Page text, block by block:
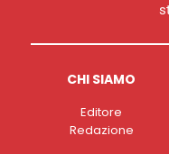
CHI SIAMO
Editore
Redazione